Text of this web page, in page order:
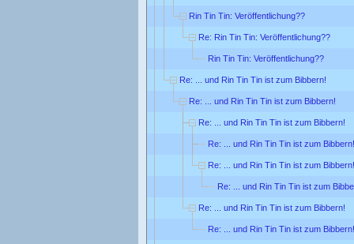
Rin Tin Tin: Veröffentlichung??
Re: Rin Tin Tin: Veröffentlichung??
Rin Tin Tin: Veröffentlichung??
Re: ... und Rin Tin Tin ist zum Bibbern!
Re: ... und Rin Tin Tin ist zum Bibbern!
Re: ... und Rin Tin Tin ist zum Bibbern!
Re: ... und Rin Tin Tin ist zum Bibbern!
Re: ... und Rin Tin Tin ist zum Bibbern!
Re: ... und Rin Tin Tin ist zum
Re: ... und Rin Tin Tin ist zum Bibbern!
Re: ... und Rin Tin Tin ist zum Bibbern!